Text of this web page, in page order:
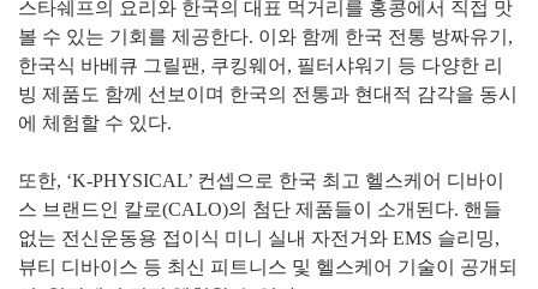
스타쉐프의 요리와 한국의 대표 먹거리를 홍콩에서 직접 맛
볼 수 있는 기회를 제공한다. 이와 함께 한국 전통 방짜유기,
한국식 바베큐 그릴팬, 쿠킹웨어, 필터샤워기 등 다양한 리
빙 제품도 함께 선보이며 한국의 전통과 현대적 감각을 동시
에 체험할 수 있다.
또한, ‘K-PHYSICAL’ 컨셉으로 한국 최고 헬스케어 디바이
스 브랜드인 칼로(CALO)의 첨단 제품들이 소개된다. 핸들
없는 전신운동용 접이식 미니 실내 자전거와 EMS 슬리밍,
뷰티 디바이스 등 최신 피트니스 및 헬스케어 기술이 공개되